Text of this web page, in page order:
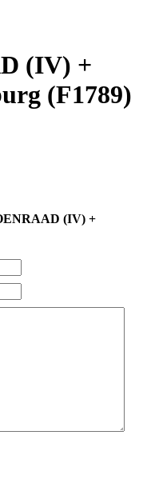
(IV) +
(F1789)
(IV) +